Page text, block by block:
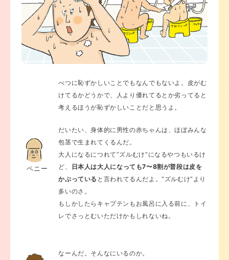
ペニー
べつに恥ずかしいことでもなんでもないよ。皮がむ
けてるかどうかで、人より優れてるとか劣ってると
考えるほうが恥ずかしいことだと思うよ。
だいたい、身体的に男性の赤ちゃんは、ほぼみんな
包茎で生まれてくるんだ。
大人になるにつれて“ズルむけ”になるやつもいるけ
ど、
日本人は大人になっても7〜8割が普段は皮を
かぶっている と言われてるんだよ。“ズルむけ”より
多いのさ。
もしかしたらキャプテンもお風呂に入る前に、トイ
レでさっとむいただけかもしれないね。
なーんだ。そんなにいるのか。